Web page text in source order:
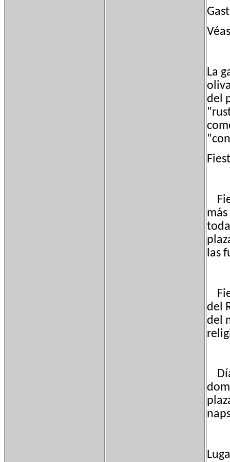
La
del
las
del
del